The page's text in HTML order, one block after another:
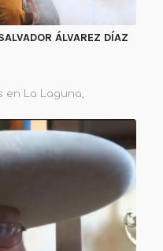
ÁLVAREZ DÍAZ
en La Laguna,